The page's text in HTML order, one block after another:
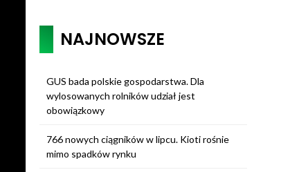
NAJNOWSZE
GUS bada polskie gospodarstwa. Dla
wylosowanych rolników udział jest
obowiązkowy
766 nowych ciągników w lipcu. Kioti rośnie
mimo spadków rynku